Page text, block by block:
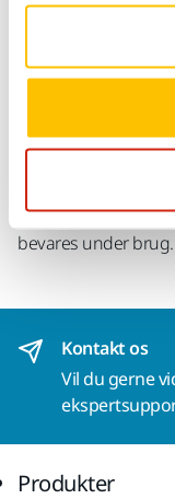
Flad polerpad med
kombination med
Polarshine®-
Polarshine® 15 og
marine og træ samt
netformede skum
bevares under brug.
Kontakt os
Vil du gerne
Produkter